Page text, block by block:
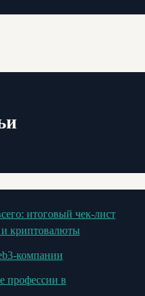
итоговый чек-лист
и криптовалюты
компании
профессии в